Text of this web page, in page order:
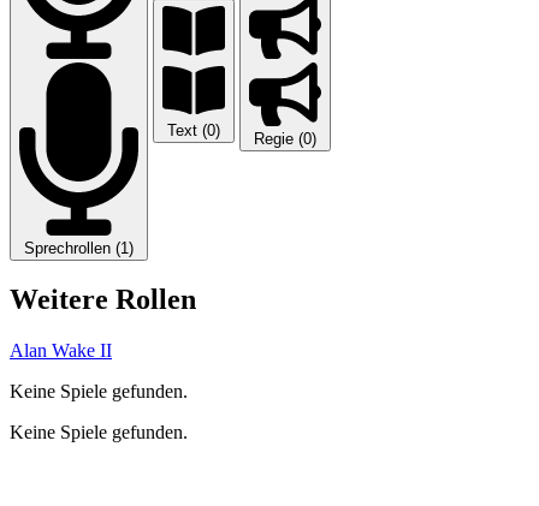
Sprechrollen (1)
Text (0) Regie (0)
Weitere Rollen
Alan Wake II
Keine Spiele gefunden.
Keine Spiele gefunden.